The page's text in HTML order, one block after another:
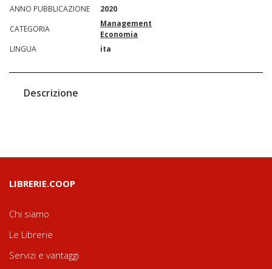
ANNO PUBBLICAZIONE
2020
CATEGORIA
Management
Economia
LINGUA
ita
Descrizione
LIBRERIE.COOP
Chi siamo
Le Librerie
Servizi e vantaggi